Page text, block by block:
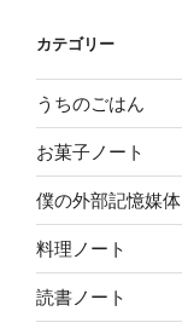
カテゴリー
うちのごはん
お菓子ノート
僕の外部記憶媒体
料理ノート
読書ノート